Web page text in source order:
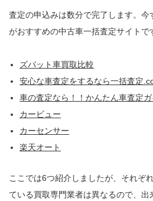
査定の申込みは数分で完了します。
がおすすめの中古車一括査定サイトで
ズバット車買取比較
安心な車査定をするなら一括査定
車の査定なら！！かんたん車査定ガ
カービュー
カーセンサー
楽天オート
ここでは6つ紹介しましたが、それぞ
ている買取専門業者は異なるので、出